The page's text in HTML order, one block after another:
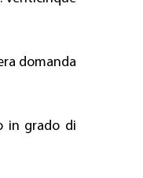
domanda
in grado di